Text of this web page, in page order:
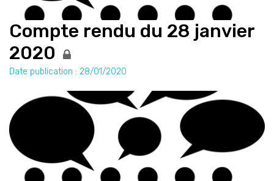
Compte rendu du 28 janvier
2020
Date publication : 28/01/2020